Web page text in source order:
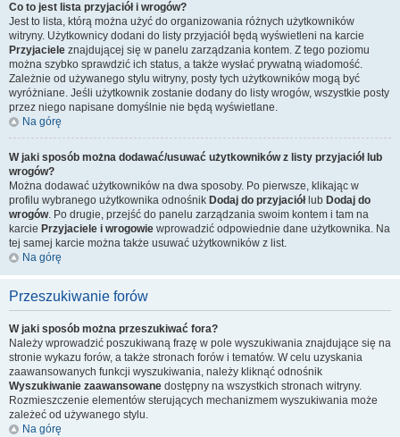
Co to jest lista przyjaciół i wrogów?
Jest to lista, którą można użyć do organizowania różnych użytkowników
witryny. Użytkownicy dodani do listy przyjaciół będą wyświetleni na karcie
Przyjaciele znajdującej się w panelu zarządzania kontem. Z tego poziomu
można szybko sprawdzić ich status, a także wysłać prywatną wiadomość.
Zależnie od używanego stylu witryny, posty tych użytkowników mogą być
wyróżniane. Jeśli użytkownik zostanie dodany do listy wrogów, wszystkie posty
przez niego napisane domyślnie nie będą wyświetlane.
Na górę
W jaki sposób można dodawać/usuwać użytkowników z listy przyjaciół lub
wrogów?
Można dodawać użytkowników na dwa sposoby. Po pierwsze, klikając w
profilu wybranego użytkownika odnośnik Dodaj do przyjaciółlub Dodaj do
wrogów. Po drugie, przejść do panelu zarządzania swoim kontem i tam na
karcie Przyjaciele i wrogowie wprowadzić odpowiednie dane użytkownika. Na
tej samej karcie można także usuwać użytkowników z list.
Na górę
Przeszukiwanie forów
W jaki sposób można przeszukiwać fora?
Należy wprowadzić poszukiwaną frazę w pole wyszukiwania znajdujące się na
stronie wykazu forów, a także stronach forów i tematów. W celu uzyskania
zaawansowanych funkcji wyszukiwania, należy kliknąć odnośnik
Wyszukiwanie zaawansowane dostępny na wszystkich stronach witryny.
Rozmieszczenie elementów sterujących mechanizmem wyszukiwania może
zależeć od używanego stylu.
Na górę